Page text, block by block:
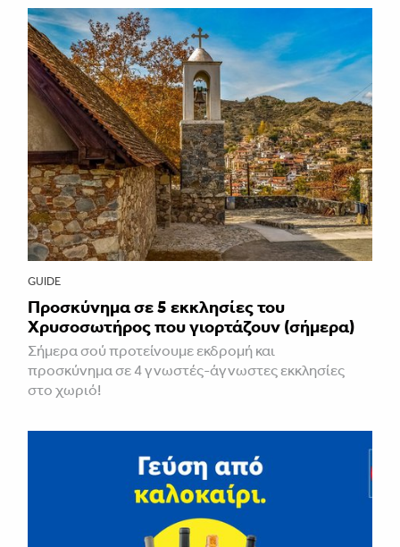
GUIDE
Προσκύνημα σε 5 εκκλησίες του
Χρυσοσωτήρος που γιορτάζουν (σήμερα)
Σήμερα σού προτείνουμε εκδρομή και
προσκύνημα σε 4 γνωστές-άγνωστες εκκλησίες
στο χωριό!